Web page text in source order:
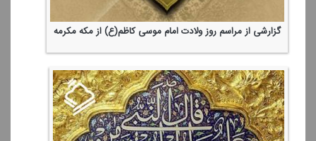
گزارشی از مراسم روز ولادت امام موسی كاظم(ع) از مكه مكرمه